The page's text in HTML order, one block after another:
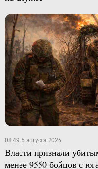
08:49, 5 августа 2026
Власти признали
менее 9550 бойцов с